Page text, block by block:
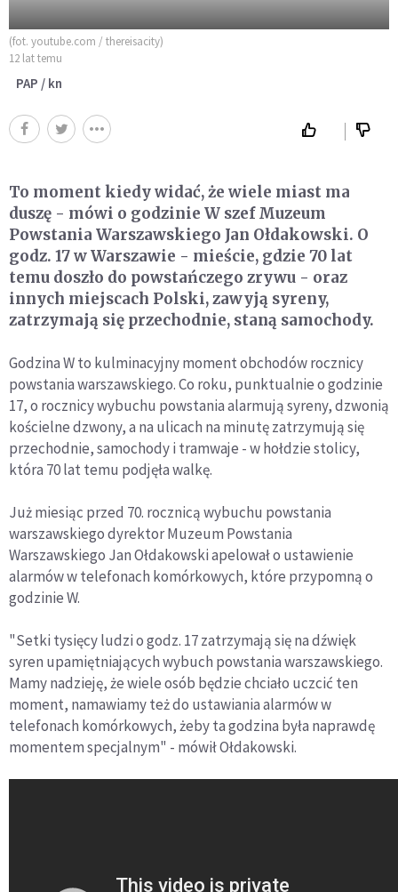
(fot. youtube.com / thereisacity)
12 lat temu
PAP / kn
To moment kiedy widać, że wiele miast ma
duszę - mówi o godzinie W szef Muzeum
Powstania Warszawskiego Jan Ołdakowski. O
godz. 17 w Warszawie - mieście, gdzie 70 lat
temu doszło do powstańczego zrywu - oraz
innych miejscach Polski, zawyją syreny,
zatrzymają się przechodnie, staną samochody.
Godzina W to kulminacyjny moment obchodów rocznicy
powstania warszawskiego. Co roku, punktualnie o godzinie
17, o rocznicy wybuchu powstania alarmują syreny, dzwonią
kościelne dzwony, a na ulicach na minutę zatrzymują się
przechodnie, samochody i tramwaje - w hołdzie stolicy,
która 70 lat temu podjęła walkę.
Już miesiąc przed 70. rocznicą wybuchu powstania
warszawskiego dyrektor Muzeum Powstania
Warszawskiego Jan Ołdakowski apelował o ustawienie
alarmów w telefonach komórkowych, które przypomną o
godzinie W.
"Setki tysięcy ludzi o godz. 17 zatrzymają się na dźwięk
syren upamiętniających wybuch powstania warszawskiego.
Mamy nadzieję, że wiele osób będzie chciało uczcić ten
moment, namawiamy też do ustawiania alarmów w
telefonach komórkowych, żeby ta godzina była naprawdę
momentem specjalnym" - mówił Ołdakowski.